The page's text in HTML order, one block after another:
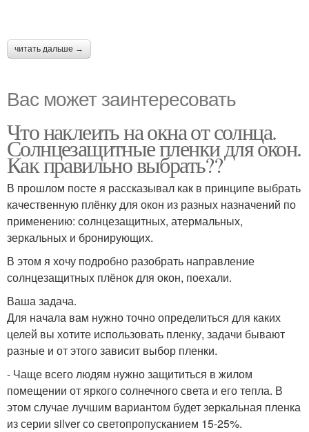
читать дальше →
Вас может заинтересовать
Что наклеить на окна от солнца.
Солнцезащитные пленки для окон.
Как правильно выбрать??
В прошлом посте я рассказывал как в принципе выбрать
качественную плёнку для окон из разных назначений по
применению: солнцезащитных, атермальных,
зеркальных и бронирующих.
В этом я хочу подробно разобрать направление
солнцезащитных плёнок для окон, поехали.
Ваша задача.
Для начала вам нужно точно определиться для каких
целей вы хотите использовать пленку, задачи бывают
разные и от этого зависит выбор пленки.
- Чаще всего людям нужно защититься в жилом
помещении от яркого солнечного света и его тепла. В
этом случае лучшим вариантом будет зеркальная пленка
из серии silver со светопропусканием 15-25%.